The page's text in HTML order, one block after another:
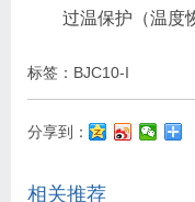
过温保护（温度
标签： BJC10-I
分享到：
相关推荐